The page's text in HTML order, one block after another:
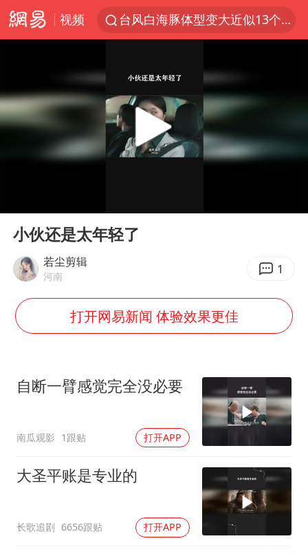
视频
台风白海豚体型变大近似13个浙江面积
70多岁父亲独自坐车到上海看望女儿
“空调24小时开着更省电”不实
985博士后被曝在妻子孕期出轨后续
公司“上四休三”但要降薪1000元
Play
小伙还是太年轻了
若尘剪辑
河南 1
打开网易新闻 体验效果更佳
自断一臂感觉完全没必要
南瓜观影 1跟贴 打开APP
大圣平账是专业的
长歌追剧 6656跟贴 打开APP